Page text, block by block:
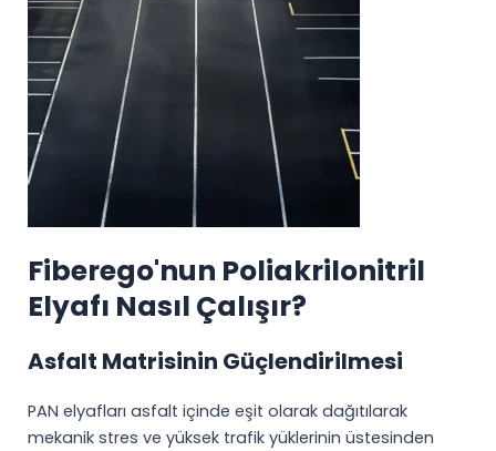
Fiberego'nun Poliakrilonitril
Elyafı Nasıl Çalışır?
Asfalt Matrisinin Güçlendirilmesi
PAN elyafları asfalt içinde eşit olarak dağıtılarak
mekanik stres ve yüksek trafik yüklerinin üstesinden